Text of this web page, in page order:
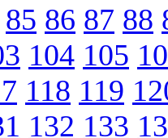
85 86 87 88
104 105
118 119
132 133